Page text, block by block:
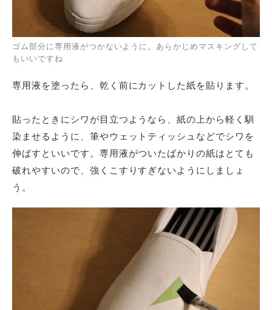
ゴム部分に専用液がつかないように。あらかじめマスキングして
もいいですね
専用液を塗ったら、乾く前にカットした紙を貼ります。
貼ったときにシワが目立つようなら、紙の上から軽く馴
染ませるように、筆やウェットティッシュなどでシワを
伸ばすといいです。専用液がついたばかりの紙はとても
破れやすいので、強くこすりすぎないようにしましょ
う。